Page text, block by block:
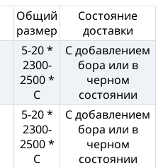
Общий
размер
Состояние
доставки
5-20 *
2300-
2500 *
C
С добавлением
бора или в
черном
состоянии
5-20 *
2300-
2500 *
C
С добавлением
бора или в
черном
состоянии